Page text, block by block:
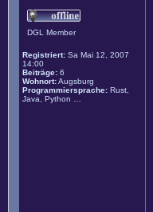
DGL Member
Registriert: Sa Mai 12, 2007
14:00
Beiträge: 6
Wohnort:Augsburg
Programmiersprache: Rust,
Java, Python …